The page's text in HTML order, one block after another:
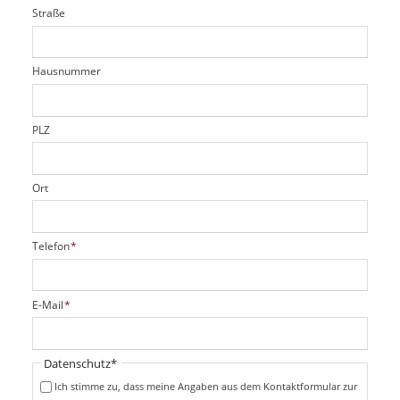
t
r
d
f
e
d
i
c
t
f
e
d
Straße
Hausnummer
PLZ
Ort
P
f
i
c
t
f
Telefon*
P
f
i
E-Mail*
Pflichtfeld
Datenschutz*
Ich stimme zu, dass meine Angaben aus dem Kontaktformular zur